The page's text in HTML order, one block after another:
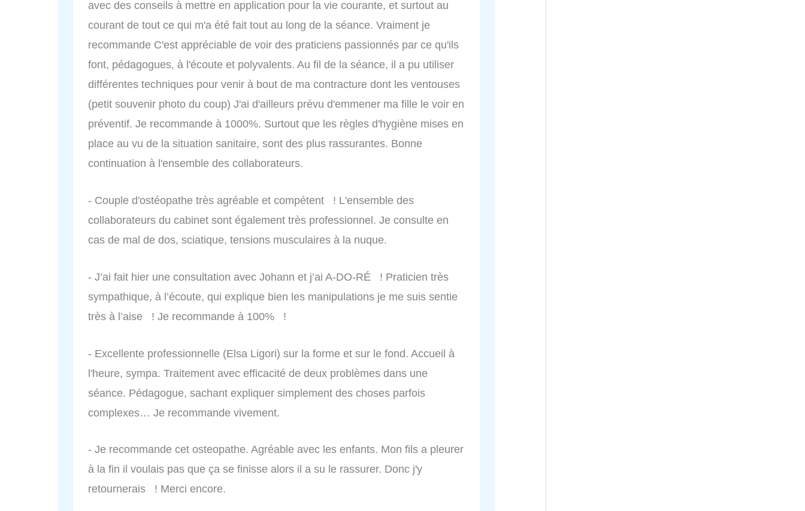
avec des conseils à mettre en application pour la vie courante, et surtout au
courant de tout ce qui m'a été fait tout au long de la séance. Vraiment je
recommande C'est appréciable de voir des praticiens passionnés par ce qu'ils
font, pédagogues, à l'écoute et polyvalents. Au fil de la séance, il a pu utiliser
différentes techniques pour venir à bout de ma contracture dont les ventouses
(petit souvenir photo du coup) J'ai d'ailleurs prévu d'emmener ma fille le voir en
préventif. Je recommande à 1000%. Surtout que les règles d'hygiène mises en
place au vu de la situation sanitaire, sont des plus rassurantes. Bonne
continuation à l'ensemble des collaborateurs.
- Couple d'ostéopathe très agréable et compétent ! L'ensemble des
collaborateurs du cabinet sont également très professionnel. Je consulte en
cas de mal de dos, sciatique, tensions musculaires à la nuque.
- J’ai fait hier une consultation avec Johann et j’ai A-DO-RÉ ! Praticien très
sympathique, à l’écoute, qui explique bien les manipulations je me suis sentie
très à l’aise ! Je recommande à 100% !
- Excellente professionnelle (Elsa Ligori) sur la forme et sur le fond. Accueil à
l'heure, sympa. Traitement avec efficacité de deux problèmes dans une
séance. Pédagogue, sachant expliquer simplement des choses parfois
complexes… Je recommande vivement.
- Je recommande cet osteopathe. Agréable avec les enfants. Mon fils a pleurer
à la fin il voulais pas que ça se finisse alors il a su le rassurer. Donc j'y
retournerais ! Merci encore.